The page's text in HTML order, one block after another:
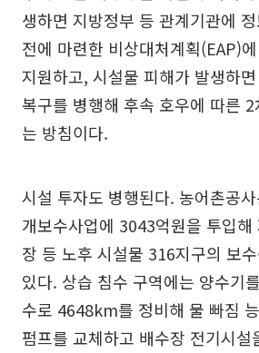
생하면 지방정부 등 관계기관에
전에 마련한 비상대처계획(EAP)
지원하고, 시설물 피해가 발생하
복구를 병행해 후속 호우에 따른
는 방침이다.
시설 투자도 병행된다. 농어촌공
개보수사업에 3043억원을 투입해
장 등 노후 시설물 316지구의 보
있다. 상습 침수 구역에는 양수기
수로 4648km를 정비해 물 빠짐
펌프를 교체하고 배수장 전기시설